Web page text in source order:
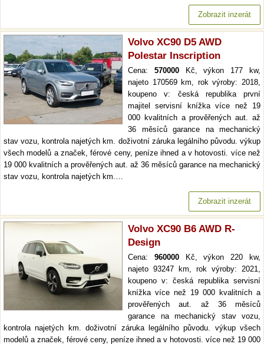
Zobrazit inzerát
Volvo XC90 D5 AWD
Polestar Inscription
Cena: 570000Kč, výkon 177 kw,
najeto 170569 km, rok výroby: 2018,
koupeno v: česká republika první
majitel servisní knížka více než 19
000 kvalitních a prověřených aut. až
36 měsíců garance na mechanický
stav vozu, kontrola najetých km. doživotní záruka legálního původu. výkup
všech modelů a značek, férové ceny, peníze ihned a v hotovosti. více než
19 000 kvalitních a prověřených aut. až 36 měsíců garance na mechanický
stav vozu, kontrola najetých km.…
Zobrazit inzerát
Volvo XC90 B6 AWD R-
Design
Cena: 960000Kč, výkon 220 kw,
najeto 93247 km, rok výroby: 2021,
koupeno v: česká republika servisní
knížka více než 19 000 kvalitních a
prověřených aut. až 36 měsíců
garance na mechanický stav vozu,
kontrola najetých km. doživotní záruka legálního původu. výkup všech
modelů a značek, férové ceny, peníze ihned a v hotovosti. více než 19 000